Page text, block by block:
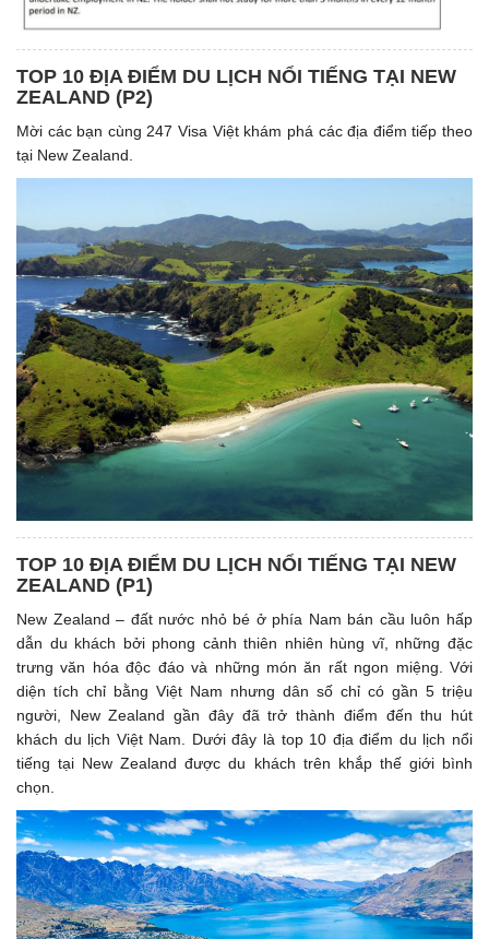
TOP 10 ĐỊA ĐIỂM DU LỊCH NỔI TIẾNG TẠI NEW
ZEALAND (P2)
Mời các bạn cùng 247 Visa Việt khám phá các địa điểm tiếp theo
tại New Zealand.
TOP 10 ĐỊA ĐIỂM DU LỊCH NỔI TIẾNG TẠI NEW
ZEALAND (P1)
New Zealand – đất nước nhỏ bé ở phía Nam bán cầu luôn hấp
dẫn du khách bởi phong cảnh thiên nhiên hùng vĩ, những đặc
trưng văn hóa độc đáo và những món ăn rất ngon miệng. Với
diện tích chỉ bằng Việt Nam nhưng dân số chỉ có gần 5 triệu
người, New Zealand gần đây đã trở thành điểm đến thu hút
khách du lịch Việt Nam. Dưới đây là top 10 địa điểm du lịch nổi
tiếng tại New Zealand được du khách trên khắp thế giới bình
chọn.